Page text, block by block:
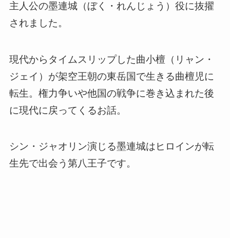
主人公の墨連城（ぼく・れんじょう）役に抜擢
されました。
現代からタイムスリップした曲小檀（リャン・
ジェイ） が架空王朝の東岳国で生きる曲檀児に
転生。権力争いや他国の戦争に巻き込まれた後
に現代に戻ってくるお話。
シン・ジャオリン演じる墨連城はヒロインが転
生先で出会う第八王子です。